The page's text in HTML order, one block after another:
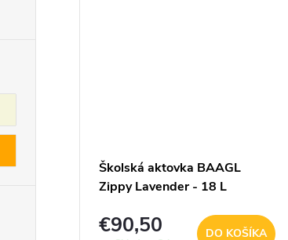
Školská aktovka BAAGL
Zippy Lavender - 18 L
€90,50 DO KOŠÍKA